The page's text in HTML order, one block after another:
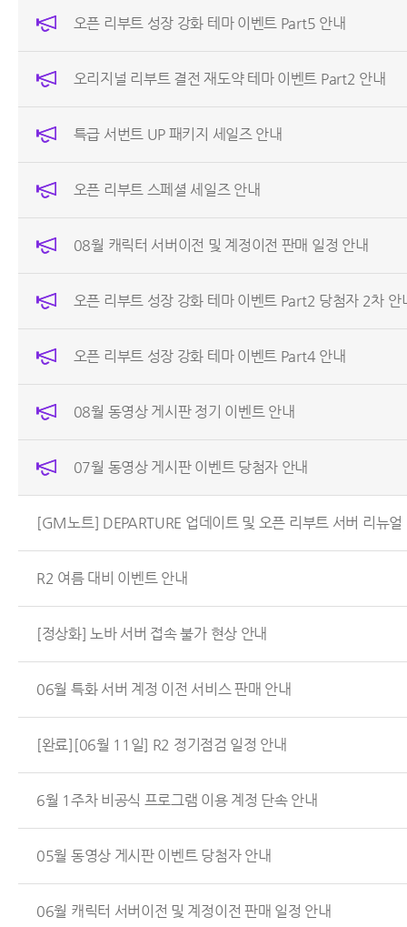
오픈 리부트 성장 강화 테마 이벤트 Part5 안내
오리지널 리부트 결전 재도약 테마 이벤트 Part2 안내
특급 서번트 UP 패키지 세일즈 안내
오픈 리부트 스페셜 세일즈 안내
08월 캐릭터 서버이전 및 계정이전 판매 일정 안내
오픈 리부트 성장 강화 테마 이벤트 Part2 당첨자 2차 안
오픈 리부트 성장 강화 테마 이벤트 Part4 안내
08월 동영상 게시판 정기 이벤트 안내
07월 동영상 게시판 이벤트 당첨자 안내
[GM노트] DEPARTURE 업데이트 및 오픈 리부트 서버 리뉴얼
R2 여름 대비 이벤트 안내
[정상화] 노바 서버 접속 불가 현상 안내
06월 특화 서버 계정 이전 서비스 판매 안내
[완료][06월 11일] R2 정기점검 일정 안내
6월 1주차 비공식 프로그램 이용 계정 단속 안내
05월 동영상 게시판 이벤트 당첨자 안내
06월 캐릭터 서버이전 및 계정이전 판매 일정 안내